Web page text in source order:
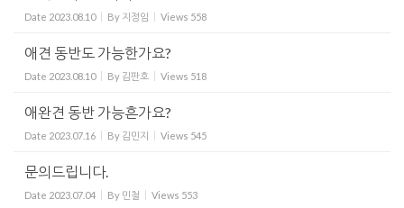
Date 2023.08.10 By 지정임 Views 558
애견 동반도 가능한가요?
Date 2023.08.10 By 김판호 Views 518
애완견 동반 가능흔가요?
Date 2023.07.16 By 김민지 Views 545
문의드립니다.
Date 2023.07.04 By 민철 Views 553